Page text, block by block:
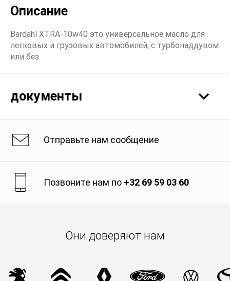
Описание
Bardahl XTRA-10w40 это универсальное масло для
легковых и грузовых автомобилей, c турбонаддувом
или без.
документы
Технический паспорт продукта
Отправьте нам сообщение
Позвоните нам по +32 69 59 03 60
Они доверяют нам